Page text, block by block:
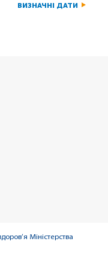
ВИЗНАЧНІ ДАТИ
Міністерства